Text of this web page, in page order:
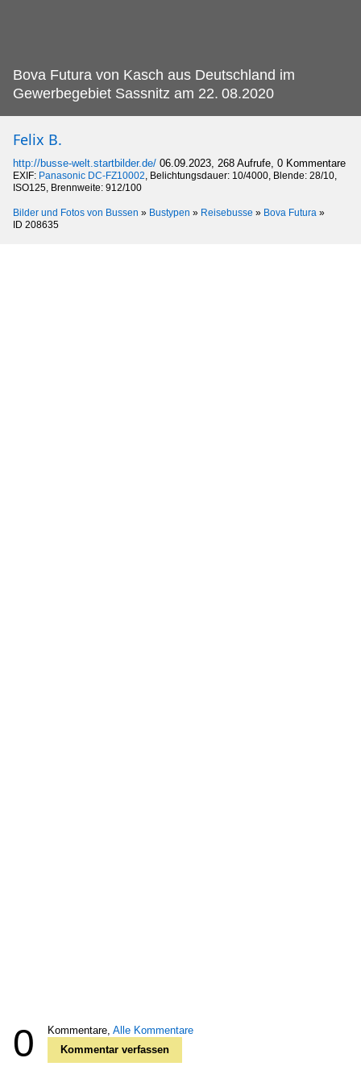
Bova Futura von Kasch aus Deutschland im
Gewerbegebiet Sassnitz am 22. 08.2020
Felix B.
http://busse-welt.startbilder.de/ 06.09.2023, 268 Aufrufe, 0 Kommentare
EXIF: Panasonic DC-FZ10002, Belichtungsdauer: 10/4000, Blende: 28/10,
ISO125, Brennweite: 912/100
Bilder und Fotos von Bussen » Bustypen » Reisebusse » Bova Futura »
ID 208635
0 Kommentare, Alle Kommentare
Kommentar verfassen